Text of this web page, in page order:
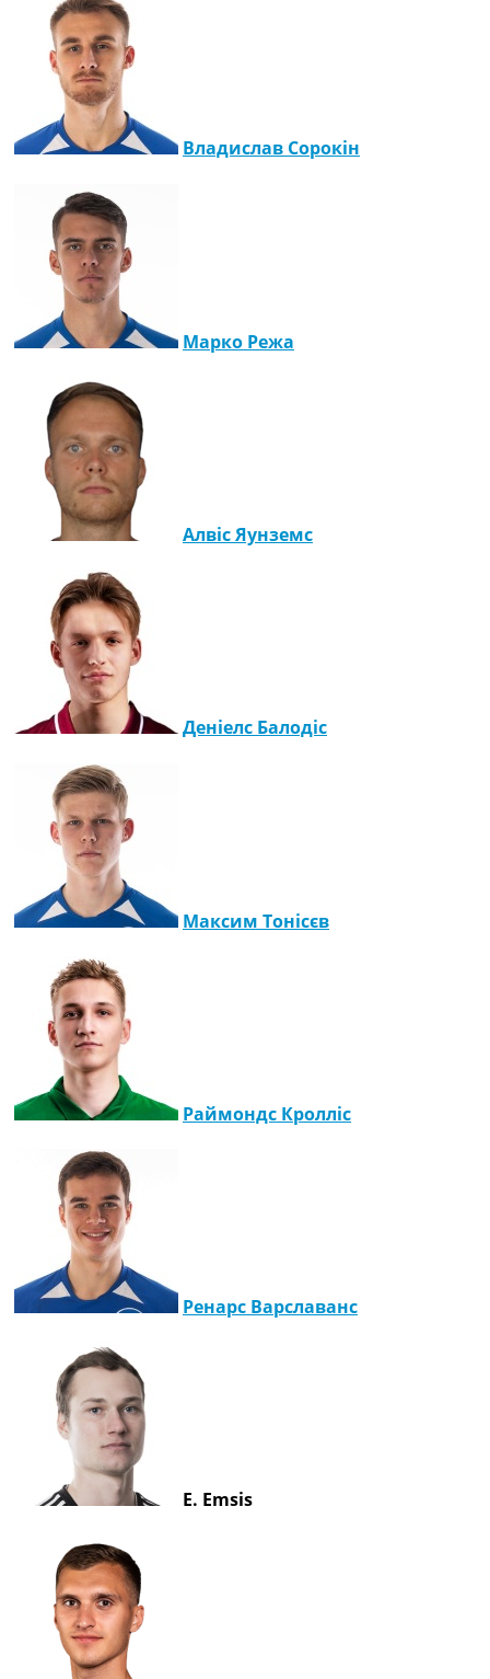
Владислав Сорокін
Марко Режа
Алвіс Яунземс
Деніелс Балодіс
Максим Тонісєв
Раймондс Кролліс
Ренарс Варславанс
E. Emsis